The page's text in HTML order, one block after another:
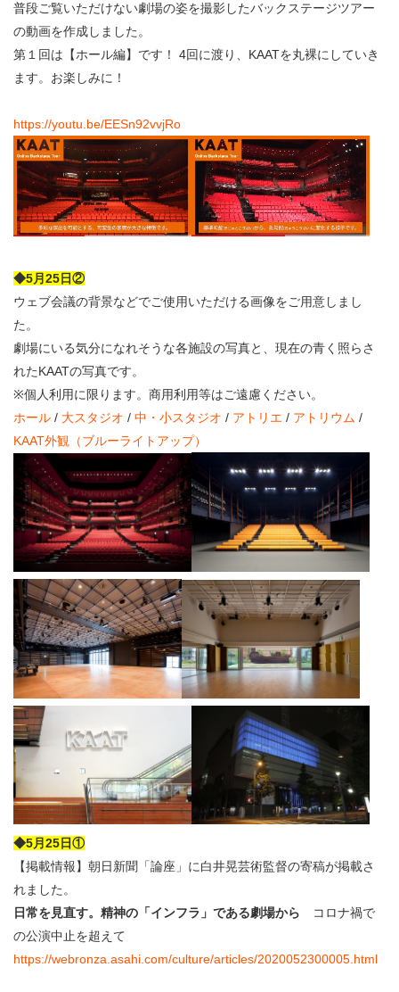
普段ご覧いただけない劇場の姿を撮影したバックステージツアー
の動画を作成しました。
第１回は【ホール編】です！ 4回に渡り、KAATを丸裸にしていき
ます。お楽しみに！
https://youtu.be/EESn92vvjRo
◆5月25日②
ウェブ会議の背景などでご使用いただける画像をご用意しまし
た。
劇場にいる気分になれそうな各施設の写真と、現在の青く照らさ
れたKAATの写真です。
※個人利用に限ります。商用利用等はご遠慮ください。
ホール / 大スタジオ / 中・小スタジオ / アトリエ / アトリウム /
KAAT外観（ブルーライトアップ）
◆5月25日①
【掲載情報】朝日新聞「論座」に白井晃芸術監督の寄稿が掲載さ
れました。
日常を見直す。精神の「インフラ」である劇場から
コロナ禍で
の公演中止を超えて
https://webronza.asahi.com/culture/articles/2020052300005.html